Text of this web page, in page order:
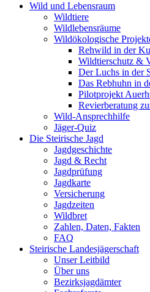
Wild und Lebensraum
Wildtiere
Wildlebensräume
Wildökologische
Rehwild in der
Wildtierschutz &
Der Luchs in der
Das Rebhuhn in
Pilotprojekt
Revierberatung
Wild-Ansprechhilfe
Jäger-Quiz
Die Steirische Jagd
Jagdgeschichte
Jagd & Recht
Jagdprüfung
Jagdkarte
Versicherung
Jagdzeiten
Wildbret
Zahlen, Daten, Fakten
FAQ
Steirische Landesjägerschaft
Unser Leitbild
Über uns
Bezirksjagdämter